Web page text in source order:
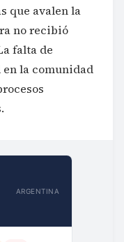
que avalen la
no recibió
falta de
la comunidad
ARGENTINA